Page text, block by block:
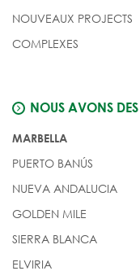
NOUVEAUX PROJECTS
COMPLEXES
NOUS AVONS DES
MARBELLA
PUERTO BANÚS
NUEVA ANDALUCIA
GOLDEN MILE
SIERRA BLANCA
ELVIRIA